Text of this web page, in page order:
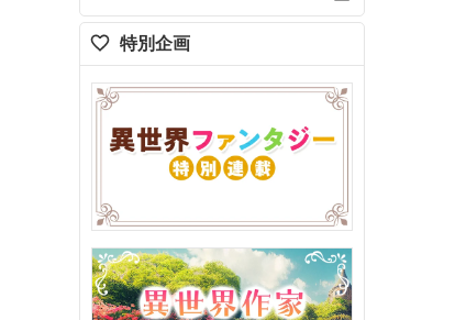
特別企画